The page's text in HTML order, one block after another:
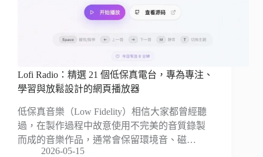
Lofi Radio：精選 21 個低保真電台，專為專注、
學習與放鬆設計的網頁播放器
低保真音樂（Low Fidelity）相信大家都曾經聽
過，在製作過程中故意使用不完美的音質錄製
而成的音樂作品，通常會保留環境音、磁…
2026-05-15